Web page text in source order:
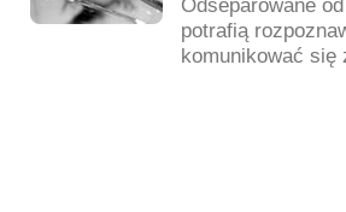
Odseparowane
potrafią
komunikować się